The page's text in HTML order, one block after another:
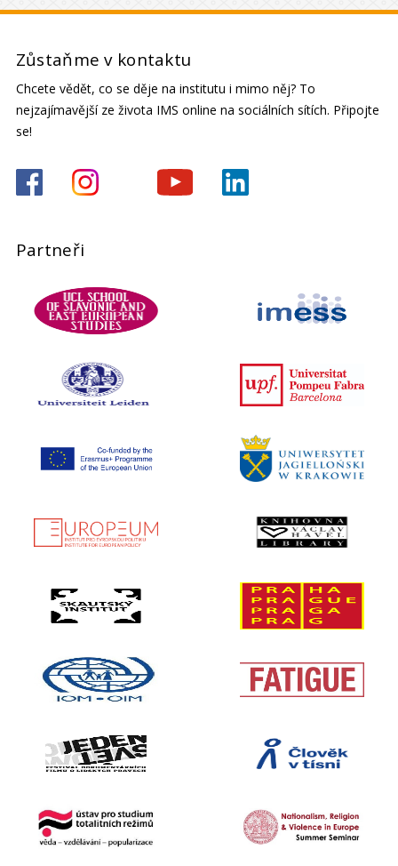
Zůstaňme v kontaktu
Chcete vědět, co se děje na institutu i mimo něj? To
nejzajímavější ze života IMS online na sociálních sítích. Připojte
se!
Partneři